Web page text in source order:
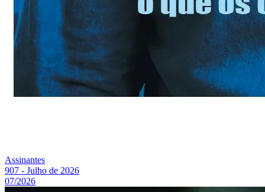
Assinantes
907 - Julho de 2026
07/2026